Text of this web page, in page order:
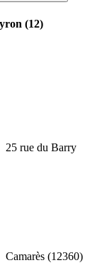
(12)
25 rue du Barry
Camarès (12360)